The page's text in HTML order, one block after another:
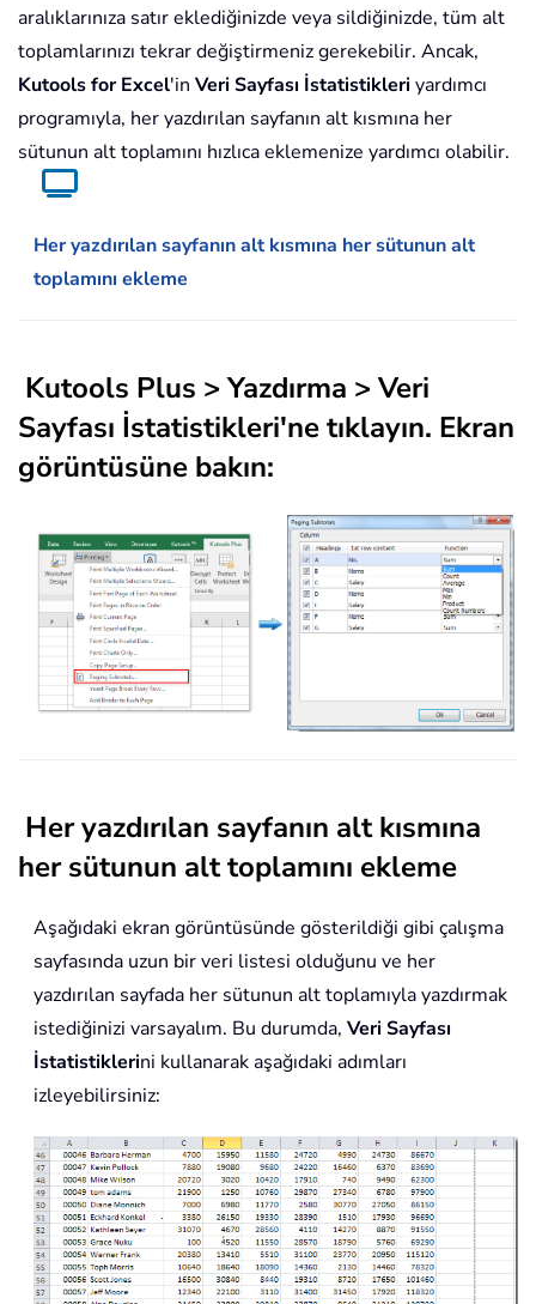
aralıklarınıza satır eklediğinizde veya sildiğinizde, tüm alt
toplamlarınızı tekrar değiştirmeniz gerekebilir. Ancak,
Kutools for Excel'in Veri Sayfası İstatistikleri yardımcı
programıyla, her yazdırılan sayfanın alt kısmına her
sütunun alt toplamını hızlıca eklemenize yardımcı olabilir.
Her yazdırılan sayfanın alt kısmına her sütunun alt
toplamını ekleme
Kutools Plus >Yazdırma > Veri
Sayfası İstatistikleri'ne tıklayın. Ekran
görüntüsüne bakın:
Her yazdırılan sayfanın alt kısmına
her sütunun alt toplamını ekleme
Aşağıdaki ekran görüntüsünde gösterildiği gibi çalışma
sayfasında uzun bir veri listesi olduğunu ve her
yazdırılan sayfada her sütunun alt toplamıyla yazdırmak
istediğinizi varsayalım. Bu durumda, Veri Sayfası
İstatistiklerini kullanarak aşağıdaki adımları
izleyebilirsiniz: